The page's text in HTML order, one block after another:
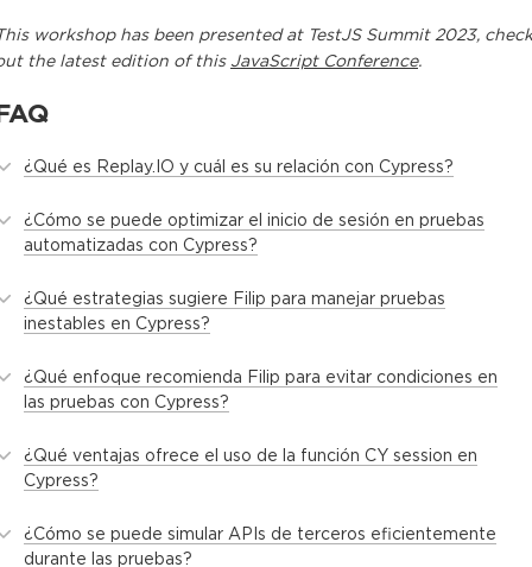
workshophas been presented at TestJS Summit 2023, check
the latest edition of this JavaScript Conference.
¿Qué es Replay.IO y cuál es su relación con Cypress?
¿Cómo se puede optimizar el inicio de sesión en pruebas
automatizadas con Cypress?
¿Qué estrategias sugiere Filip para manejar pruebas
inestables en Cypress?
¿Qué enfoque recomienda Filip para evitar condiciones en
las pruebas con Cypress?
¿Qué ventajas ofrece el uso de la función CY session en
Cypress?
¿Cómo se puede simular APIs de terceros eficientemente
durante las pruebas?